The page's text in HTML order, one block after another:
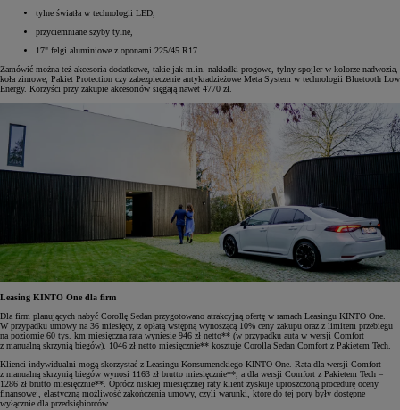
tylne światła w technologii LED,
przyciemniane szyby tylne,
17" felgi aluminiowe z oponami 225/45 R17.
Zamówić można też akcesoria dodatkowe, takie jak m.in. nakładki progowe, tylny spojler w kolorze nadwozia,
koła zimowe, Pakiet Protection czy zabezpieczenie antykradzieżowe Meta System w technologii Bluetooth Low
Energy. Korzyści przy zakupie akcesoriów sięgają nawet 4770 zł.
Leasing KINTO One dla firm
Dla firm planujących nabyć Corollę Sedan przygotowano atrakcyjną ofertę w ramach Leasingu KINTO One.
W przypadku umowy na 36 miesięcy, z opłatą wstępną wynoszącą 10% ceny zakupu oraz z limitem przebiegu
na poziomie 60 tys. km miesięczna rata wyniesie 946 zł netto** (w przypadku auta w wersji Comfort
z manualną skrzynią biegów). 1046 zł netto miesięcznie** kosztuje Corolla Sedan Comfort z Pakietem Tech.
Klienci indywidualni mogą skorzystać z Leasingu Konsumenckiego KINTO One. Rata dla wersji Comfort
z manualną skrzynią biegów wynosi 1163 zł brutto miesięcznie**, a dla wersji Comfort z Pakietem Tech –
1286 zł brutto miesięcznie**. Oprócz niskiej miesięcznej raty klient zyskuje uproszczoną procedurę oceny
finansowej, elastyczną możliwość zakończenia umowy, czyli warunki, które do tej pory były dostępne
wyłącznie dla przedsiębiorców.